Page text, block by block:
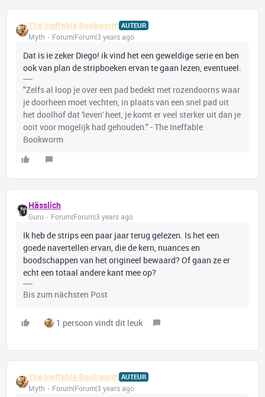
The Ineffable Bookworm AUTEUR
Myth Forum|Forum|3 years ago
Dat is ie zeker Diego! ik vind het een geweldige serie en ben
ook van plan de stripboeken ervan te gaan lezen, eventueel.
"Zelfs al loop je over een pad bedekt met rozendoorns waar
je doorheen moet vechten, in plaats van een snel pad uit
het doolhof dat 'leven' heet, je komt er veel sterker uit dan je
ooit voor mogelijk had gehouden." - The Ineffable
Bookworm
Hässlich
Guru Forum|Forum|3 years ago
Ik heb de strips een paar jaar terug gelezen. Is het een
goede navertellen ervan, die de kern, nuances en
boodschappen van het origineel bewaard? Of gaan ze er
echt een totaal andere kant mee op?
Bis zum nächsten Post
1 persoon vindt dit leuk
The Ineffable Bookworm AUTEUR
Myth Forum|Forum|3 years ago